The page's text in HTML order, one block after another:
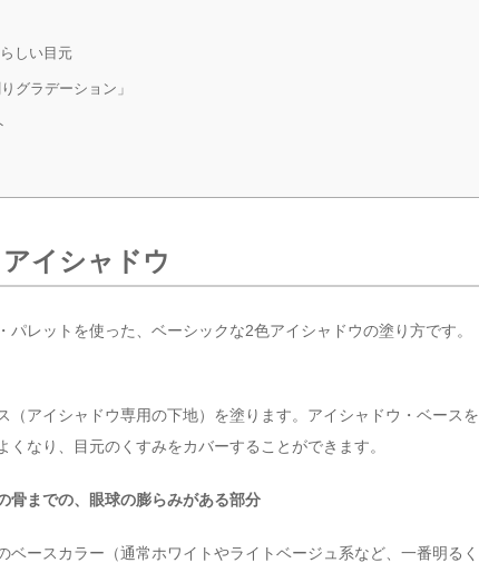
しい目元
グラデーション」
イシャドウ
レットを使った、ベーシックな2色アイシャドウの塗り方です。
（アイシャドウ専用の下地）を塗ります。アイシャドウ・ベースを
なり、目元のくすみをカバーすることができます。
骨までの、眼球の膨らみがある部分
ベースカラー（通常ホワイトやライトベージュ系など、一番明るく